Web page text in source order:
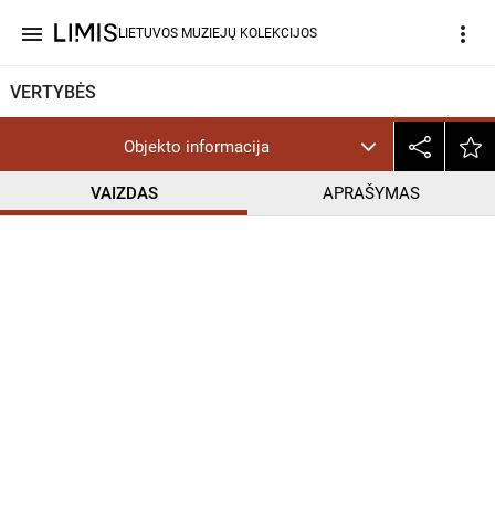
menu LIETUVOS MUZIEJŲ KOLEKCIJOS more_vert
VERTYBĖS
Objekto informacija
VAIZDAS APRAŠYMAS